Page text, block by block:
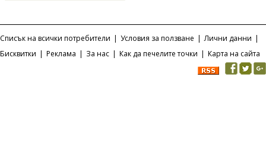
Списък на всички потребители | Условия за ползване | Лични данни |
Бисквитки | Реклама | За нас | Как да печелите точки | Карта на сайта